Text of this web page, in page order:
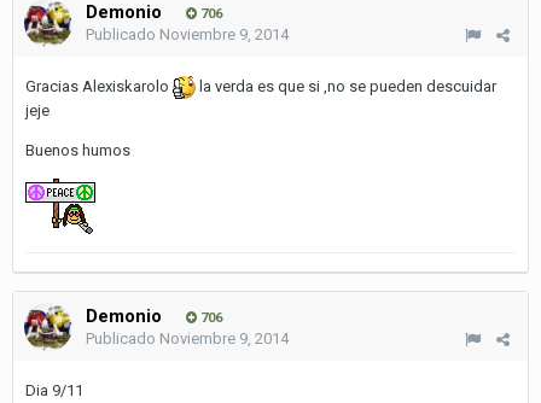
Demonio 706
Publicado Noviembre 9, 2014
Gracias Alexiskarolo
la verda es que si ,no se pueden descuidar
jeje
Buenos humos
Demonio 706
Publicado Noviembre 9, 2014
Dia 9/11